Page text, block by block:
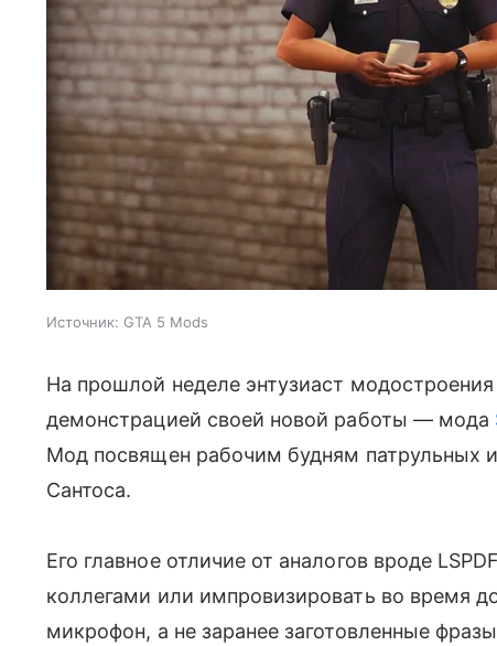
Источник: GTA 5 Mods
На прошлой неделе энтузиаст
демонстрацией своей новой работы — мода
Мод посвящен рабочим будням патрульных
Сантоса.
Его главное отличие от аналогов вроде
коллегами или импровизировать во время
микрофон, а не заранее заготовленные